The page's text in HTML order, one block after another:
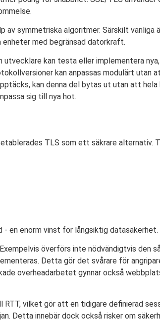
symmetriska algoritmer. Särskilt vanliga
med begränsad datorkraft.
kan testa eller implementera
kan anpassas modulärt utan
kan denna del bytas ut utan att
sig till nya hot.
TLS som ett säkrare alternativ.
en enorm vinst för långsiktig datasäkerhet.
överförs inte nödvändigtvis den
Detta gör det svårare för
overheadarbetet gynnar också
vilket gör att en tidigare definierad
Detta innebär dock också risker om